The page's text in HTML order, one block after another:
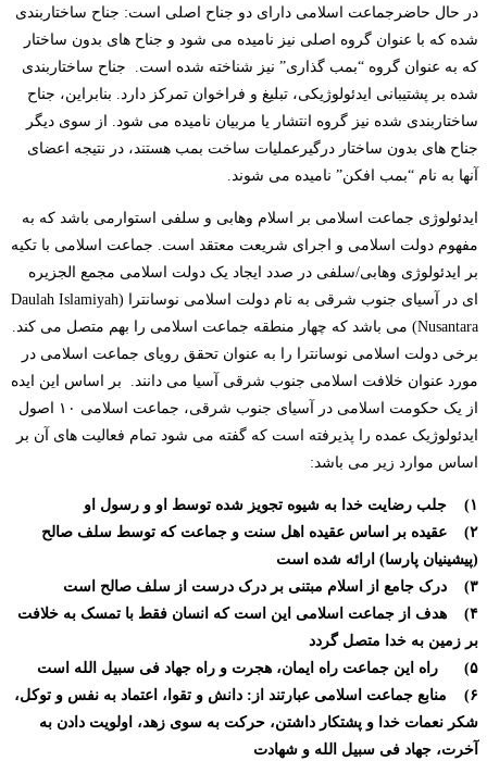
در حال حاضرجماعت اسلامی دارای دو جناح اصلی است: جناح ساختاربندی
شده که با عنوان گروه اصلی نیز نامیده می شود و جناح های بدون ساختار
که به عنوان گروه “بمب گذاری” نیز شناخته شده است. جناح ساختاربندی
شده بر پشتیبانی ایدئولوژیکی، تبلیغ و فراخوان تمرکز دارد. بنابراین، جناح
ساختاربندی شده نیز گروه انتشار یا مربیان نامیده می شود. از سوی دیگر
جناح های بدون ساختار درگیرعملیات ساخت بمب هستند، در نتیجه اعضای
آنها به نام “بمب افکن” نامیده می شوند.
ایدئولوژی جماعت اسلامی بر اسلام وهابی و سلفی استوارمی باشد که به
مفهوم دولت اسلامی و اجرای شریعت معتقد است. جماعت اسلامی با تکیه
بر ایدئولوژی وهابی/سلفی در صدد ایجاد یک دولت اسلامی مجمع الجزیره
ای در آسیای جنوب شرقی به نام دولت اسلامی نوسانترا (Daulah Islamiyah
Nusantara) می باشد که چهار منطقه جماعت اسلامی را بهم متصل می کند.
برخی دولت اسلامی نوسانترا را به عنوان تحقق رویای جماعت اسلامی در
مورد عنوان خلافت اسلامی جنوب شرقی آسیا می دانند. بر اساس این ایده
از یک حکومت اسلامی در آسیای جنوب شرقی، جماعت اسلامی ۱۰ اصول
ایدئولوژیک عمده را پذیرفته است که گفته می شود تمام فعالیت های آن بر
اساس موارد زیر می باشد:
۱) جلب رضایت خدا به شیوه تجویز شده توسط او و رسول او
۲) عقیده بر اساس عقیده اهل سنت و جماعت که توسط سلف صالح
(پیشینیان پارسا) ارائه شده است
۳) درک جامع از اسلام مبتنی بر درک درست از سلف صالح است
۴) هدف از جماعت اسلامی این است که انسان فقط با تمسک به خلافت
بر زمین به خدا متصل گردد
۵) راه این جماعت راه ایمان، هجرت و راه جهاد فی سبیل الله است
۶) منابع جماعت اسلامی عبارتند از: دانش و تقوا، اعتماد به نفس و توکل،
شکر نعمات خدا و پشتکار داشتن، حرکت به سوی زهد، اولویت دادن به
آخرت، جهاد فی سبیل الله و شهادت